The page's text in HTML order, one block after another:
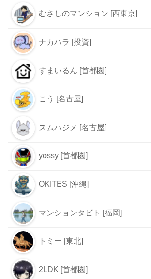
むさしのマンション [西東京]
ナカハラ [投資]
すまいるん [首都圏]
こう [名古屋]
スムハジメ [名古屋]
yossy [首都圏]
OKITES [沖縄]
マンションタビト [福岡]
トミー [東北]
2LDK [首都圏]